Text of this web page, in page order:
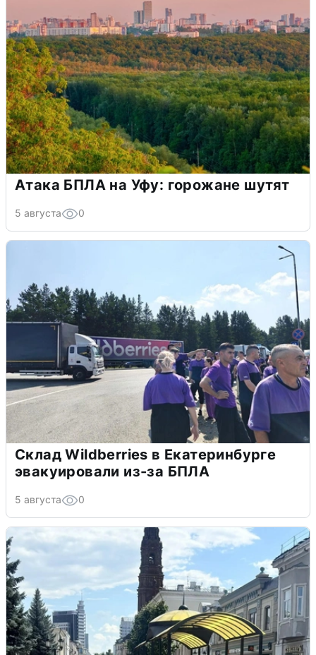
Атака БПЛА на Уфу: горожане шутят
5 августа 0
Склад Wildberries в Екатеринбурге
эвакуировали из-за БПЛА
5 августа 0